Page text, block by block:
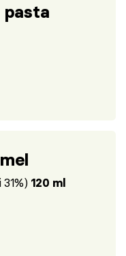
pasta
120 ml